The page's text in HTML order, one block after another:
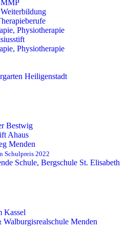
Physiotherapie
Physiotherapie
Heiligenstadt
Bestwig
Ahaus
Menden
Schulpreis 2022
Schule, Bergschule St. Elisabeth
Kassel
Menden